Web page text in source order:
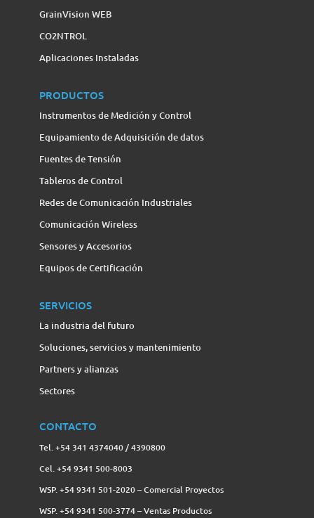
GrainVision WEB
CO2NTROL
Aplicaciones Instaladas
PRODUCTOS
Instrumentos de Medición y Control
Equipamiento de Adquisición de datos
Fuentes de Tensión
Tableros de Control
Redes de Comunicación Industriales
Comunicación Wireless
Sensores y Accesorios
Equipos de Certificación
SERVICIOS
La industria del futuro
Soluciones, servicios y mantenimiento
Partners y alianzas
Sectores
CONTACTO
Tel. +54 341 4374040 / 4390800
Cel. +54 9341 500-8003
WSP. +54 9341 501-2020 – Comercial Proyectos
WSP. +54 9341 500-3774‬ – Ventas Productos